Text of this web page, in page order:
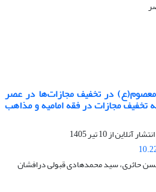
در تخفیف مجازات‌ها در عصر
تخفیف مجازات در فقه امامیه و مذاهب
آنلاین از10 تیر 1405
حائری، سید محمدهادی قبولی درافشان